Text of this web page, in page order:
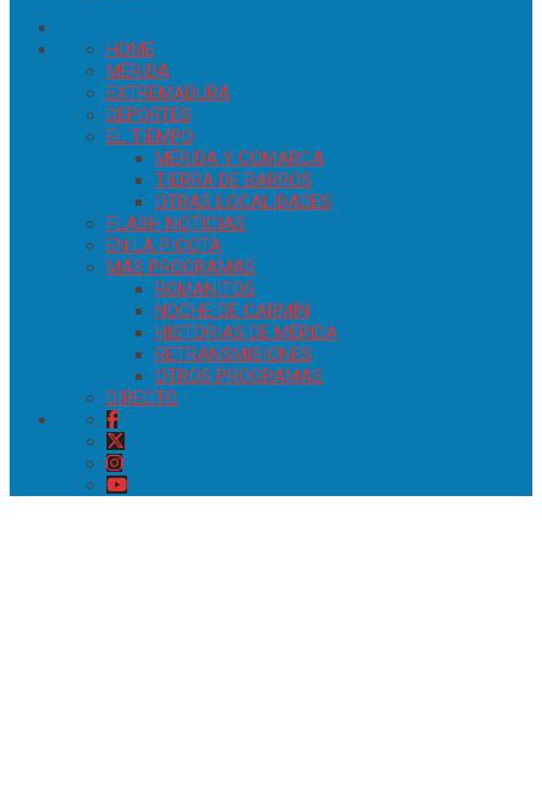
HOME
MÉRIDA
EXTREMADURA
DEPORTES
EL TIEMPO
MÉRIDA Y COMARCA
TIERRA DE BARROS
OTRAS LOCALIDADES
FLASH NOTICIAS
EN LA PICOTA
MÁS PROGRAMAS
ROMANITOS
NOCHE DE CARMÍN
HISTORIAS DE MÉRIDA
RETRANSMISIONES
OTROS PROGRAMAS
DIRECTO